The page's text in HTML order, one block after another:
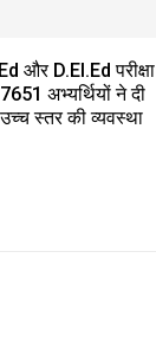
और D.El.Ed परीक्षा
अभ्यर्थियों ने दी
उच्च स्तर की व्यवस्था